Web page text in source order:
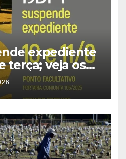
expediente
terça; veja os